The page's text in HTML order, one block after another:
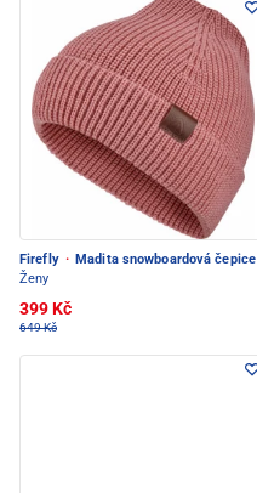
Firefly · Madita snowboardová čepice
Ženy
399 Kč
649 Kč